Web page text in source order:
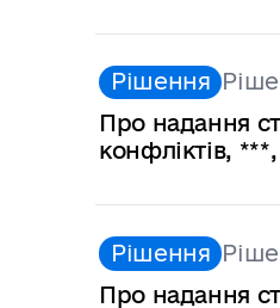
Рішення
Про надання
конфліктів,
Рішення
Про надання